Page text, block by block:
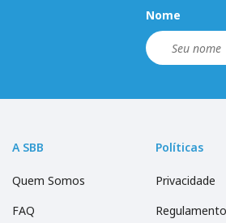
Nome
A SBB
Quem Somos
FAQ
Políticas
Privacidade